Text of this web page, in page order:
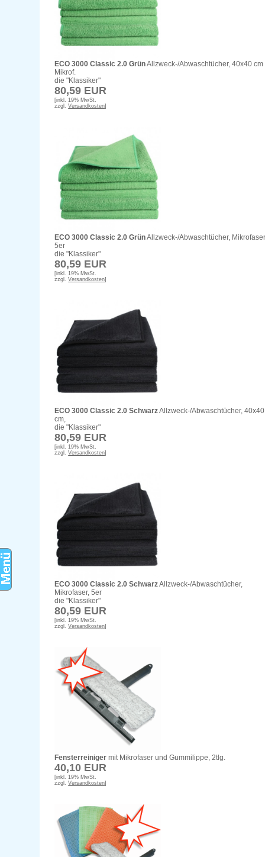
ECO 3000 Classic 2.0 GrünAllzweck-/Abwaschtücher, 40x40 cm
Mikrof.
die "Klassiker"
80,59 EUR
[inkl. 19% MwSt.
zzgl.Versandkosten]
ECO 3000 Classic 2.0 GrünAllzweck-/Abwaschtücher,
5er
die "Klassiker"
80,59 EUR
[inkl. 19% MwSt.
zzgl.Versandkosten]
ECO 3000 Classic 2.0 SchwarzAllzweck-/Abwaschtücher, 40x40
cm,
die "Klassiker"
80,59 EUR
[inkl. 19% MwSt.
zzgl.Versandkosten]
ECO 3000 Classic 2.0 SchwarzAllzweck-/Abwaschtücher,
Mikrofaser, 5er
die "Klassiker"
80,59 EUR
[inkl. 19% MwSt.
zzgl.Versandkosten]
Fensterreiniger mit Mikrofaser und Gummilippe, 2tlg.
40,10 EUR
[inkl. 19% MwSt.
zzgl.Versandkosten]